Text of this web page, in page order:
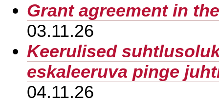
Grant agreement in
03.11.26
Keerulised
eskaleeruva pinge
04.11.26